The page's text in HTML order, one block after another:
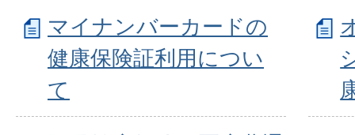
マイナンバーカードの
健康保険証利用につい
て